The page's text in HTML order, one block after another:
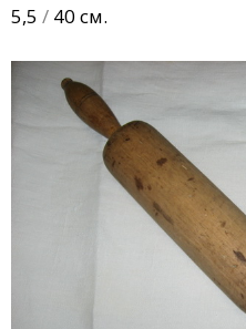
5,5 / 40 см.